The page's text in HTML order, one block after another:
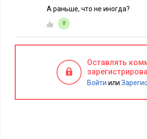
Читайте также:А раньше, что не иногда?
8
Оставлять
Войти или